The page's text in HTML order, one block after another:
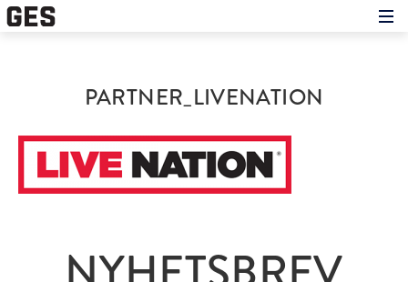
Historien om GES
Nyheter
PARTNER_LIVENATION